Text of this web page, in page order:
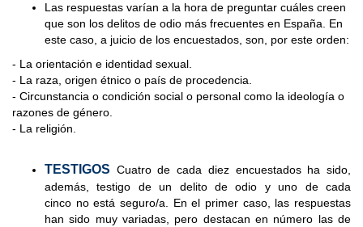
Las respuestas varían a la hora de preguntar cuáles creen
que son los delitos de odio más frecuentes en España. En
este caso, a juicio de los encuestados, son, por este orden:
- La orientación e identidad sexual.
- La raza, origen étnico o país de procedencia.
- Circunstancia o condición social o personal como la ideología o
razones de género.
- La religión.
TESTIGOS Cuatro de cada diez encuestados ha sido,
además, testigo de un delito de odio y uno de cada
cinco no está seguro/a. En el primer caso, las respuestas
han sido muy variadas, pero destacan en número las de